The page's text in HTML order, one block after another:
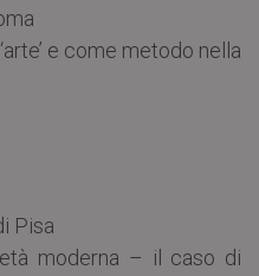
e come metodo nella
Pisa
moderna – il caso di